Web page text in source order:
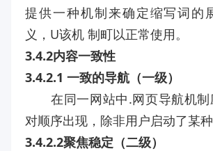
提供一种机制来确定缩写词的
义，U该机 制町以正常使用。
3.4.2内容一致性
3.4.2.1 一致的导航（一级）
在同一网站中.网页导航机制
对顺序出现，除非用户启动了某种
3.4.2.2聚焦稳定（二级）